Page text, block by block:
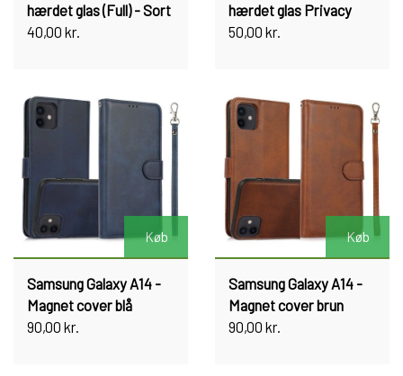
hærdet glas (Full) - Sort
40,00 kr.
hærdet glas Privacy
50,00 kr.
Køb
Samsung Galaxy A14 -
Magnet cover blå
90,00 kr.
Køb
Samsung Galaxy A14 -
Magnet cover brun
90,00 kr.